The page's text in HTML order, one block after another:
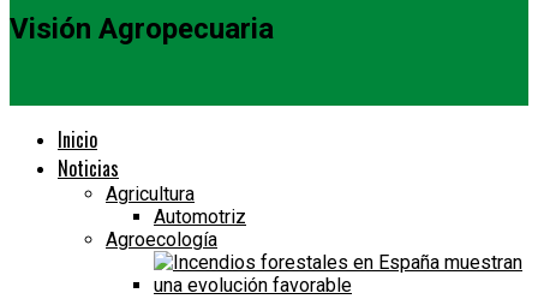
Visión Agropecuaria
Inicio
Noticias
Agricultura
Automotriz
Agroecología